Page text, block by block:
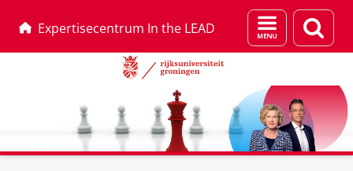
Expertisecentrum In the LEAD
Menu
en